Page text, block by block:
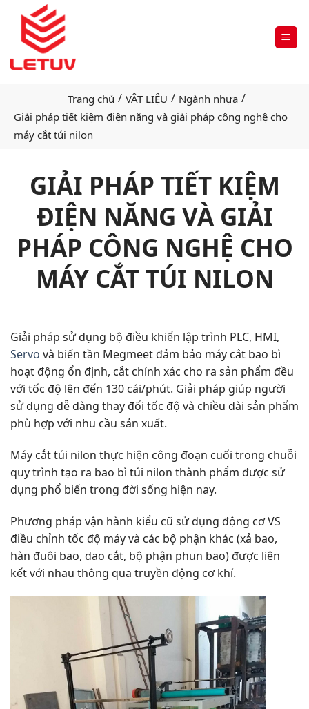
Trang chủ / VẬT LIỆU / Ngành nhựa /
Giải pháp tiết kiệm điện năng và giải pháp công nghệ cho
máy cắt túi nilon
GIẢI PHÁP TIẾT KIỆM
ĐIỆN NĂNG VÀ GIẢI
PHÁP CÔNG NGHỆ CHO
MÁY CẮT TÚI NILON
Giải pháp sử dụng bộ điều khiển lập trình PLC, HMI,
Servo và biến tần Megmeet đảm bảo máy cắt bao bì
hoạt động ổn định, cắt chính xác cho ra sản phẩm đều
với tốc độ lên đến 130 cái/phút. Giải pháp giúp người
sử dụng dễ dàng thay đổi tốc độ và chiều dài sản phẩm
phù hợp với nhu cầu sản xuất.
Máy cắt túi nilon thực hiện công đoạn cuối trong chuỗi
quy trình tạo ra bao bì túi nilon thành phẩm được sử
dụng phổ biến trong đời sống hiện nay.
Phương pháp vận hành kiểu cũ sử dụng động cơ VS
điều chỉnh tốc độ máy và các bộ phận khác (xả bao,
hàn đuôi bao, dao cắt, bộ phận phun bao) được liên
kết với nhau thông qua truyền động cơ khí.